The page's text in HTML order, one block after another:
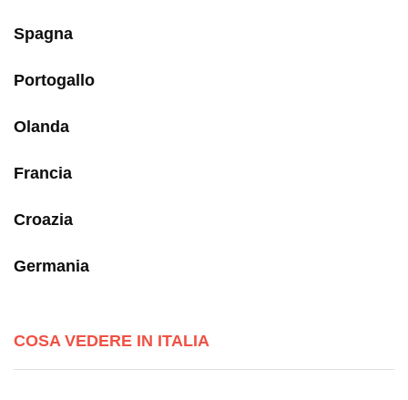
Spagna
Portogallo
Olanda
Francia
Croazia
Germania
COSA VEDERE IN ITALIA